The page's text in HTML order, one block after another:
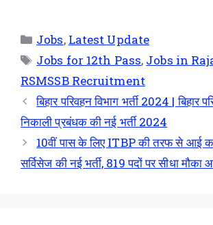
Jobs, Latest Update
Jobs for 12th Pass, Jobs in
RSMSSB Recruitment
बिहार परिवहन विभाग भर्ती 2024 | बिहार
निकाली प्रबंधक की नई भर्ती 2024
10वीं पास के लिए ITBP की तरफ से आई
सर्विसेज की नई भर्ती, 819 पदों पर सीधा